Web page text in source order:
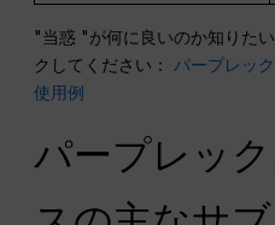
"当惑 "が何に良いのか知りた
クしてください： パープレッ
使用例
パープレッ